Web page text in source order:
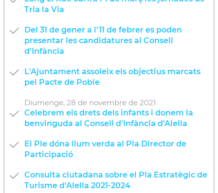
Tria la Via
Del 31 de gener a l'11 de febrer es poden
presentar les candidatures al Consell
d'Infància
L'Ajuntament assoleix els objectius marcats
pel Pacte de Poble
Diumenge, 28 de novembre de 2021
Celebrem els drets dels infants i donem la
benvinguda al Consell d'Infància d'Alella
El Ple dóna llum verda al Pla Director de
Participació
Consulta ciutadana sobre el Pla Estratègic de
Turisme d'Alella 2021-2024